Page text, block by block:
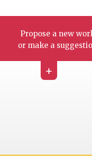
Propose a new
or make a
+